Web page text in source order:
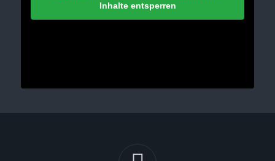
Inhalte entsperren